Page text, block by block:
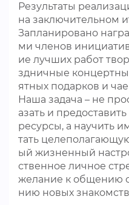
Результаты
на заключительном
Запланировано
ми членов
ие лучших работ
здничные
ятных подарков и
Наша задача – не
азать и
ресурсы, а научить
тать
ый жизненный
ственное личное
желание к общению
нию новых